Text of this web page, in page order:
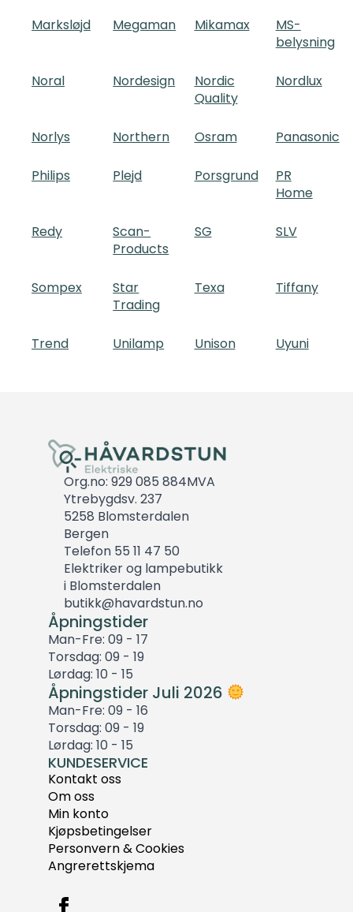
Marksløjd Megaman Mikamax
MS-
belysning
Noral Nordesign
Nordic
Quality
Nordlux
Norlys Northern Osram Panasonic
Philips Plejd Porsgrund
PR
Home
Redy
Scan-
Products
SG SLV
Sompex
Star
Trading
Texa Tiffany
Trend Unilamp Unison Uyuni
Org.no: 929 085 884MVA
Ytrebygdsv. 237
5258 Blomsterdalen
Bergen
Telefon 55 11 47 50
Elektriker og lampebutikk
i Blomsterdalen
butikk@havardstun.no
Åpningstider
Man-Fre: 09 - 17
Torsdag: 09 - 19
Lørdag: 10 - 15
Åpningstider Juli 2026
Man-Fre: 09 - 16
Torsdag: 09 - 19
Lørdag: 10 - 15
KUNDESERVICE
Kontakt oss
Om oss
Min konto
Kjøpsbetingelser
Personvern & Cookies
Angrerettskjema